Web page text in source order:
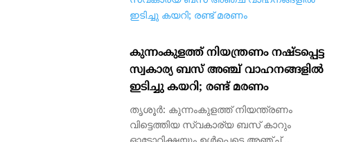
കുന്നംകുളത്ത് നിയന്ത്രണം നഷ്ടപ്പെട്ട
സ്വകാര്യ ബസ് അഞ്ച് വാഹനങ്ങളിൽ
ഇടിച്ചു കയറി; രണ്ട് മരണം
തൃശൂർ: കുന്നംകുളത്ത് നിയന്ത്രണം
വിട്ടെത്തിയ സ്വകാര്യ ബസ് കാറും